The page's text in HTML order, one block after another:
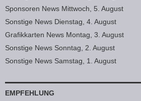
Sponsoren News Mittwoch, 5. August
Sonstige News Dienstag, 4. August
Grafikkarten News Montag, 3. August
Sonstige News Sonntag, 2. August
Sonstige News Samstag, 1. August
EMPFEHLUNG